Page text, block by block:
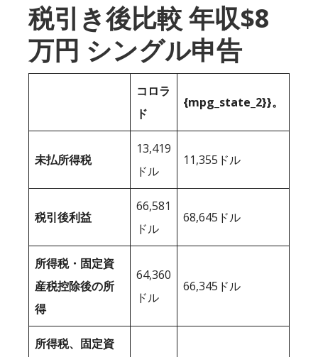
税引き後比較 年収$8
万円 シングル申告
コロラ
ド
{mpg_state_2}}。
未払所得税
13,419
ドル
11,355ドル
税引後利益
66,581
ドル
68,645ドル
所得税・固定資
産税控除後の所
得
64,360
ドル
66,345ドル
所得税、固定資